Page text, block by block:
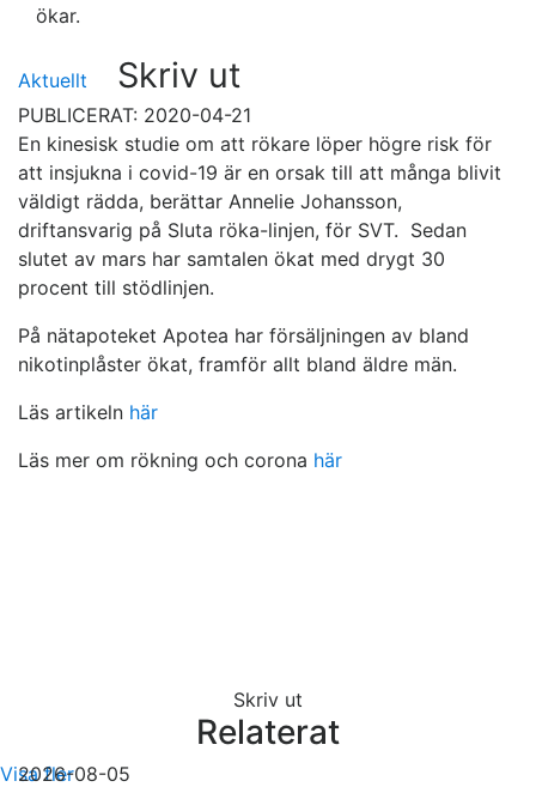
ökar.
Aktuellt Skriv ut
PUBLICERAT: 2020-04-21
En kinesisk studie om att rökare löper högre risk för
att insjukna i covid-19 är en orsak till att många blivit
väldigt rädda, berättar Annelie Johansson,
driftansvarig på Sluta röka-linjen, för SVT. Sedan
slutet av mars har samtalen ökat med drygt 30
procent till stödlinjen.
På nätapoteket Apotea har försäljningen av bland
nikotinplåster ökat, framför allt bland äldre män.
Läs artikeln här
Läs mer om rökning och corona här
Skriv ut
Relaterat
2026-08-05
Visa fler